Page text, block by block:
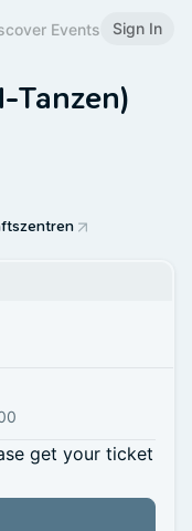
Events Sign In
Tanzen)
get your ticket